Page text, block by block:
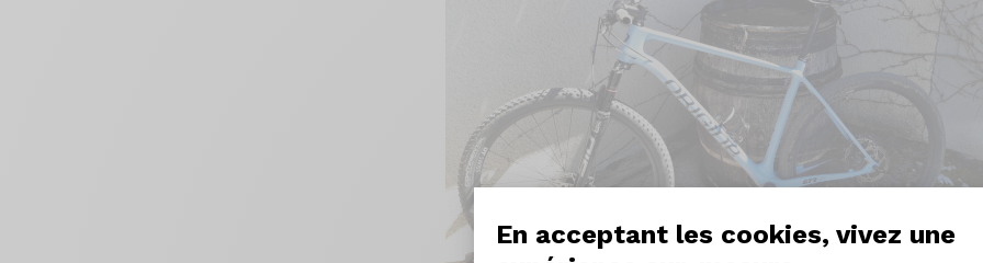
En acceptant les cookies, vivez une